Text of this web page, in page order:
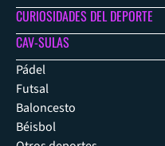
CURIOSIDADES DEL DEPORTE
CAV-SULAS
Pádel
Futsal
Baloncesto
Béisbol